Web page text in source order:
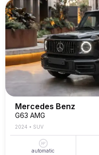
Mercedes Benz
G63 AMG
2024 • SUV
automatic